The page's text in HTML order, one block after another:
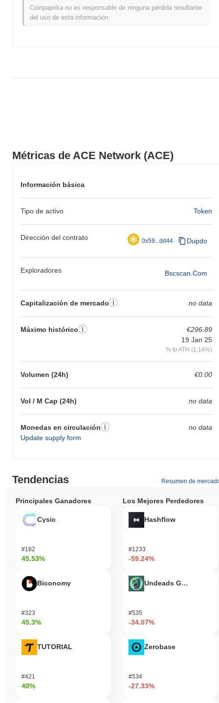
Métricas de ACE Network (ACE)
Información básica
Tipo de activo Token
Dirección del contrato 0x59...dd44 Dupdo
Exploradores Bscscan.com
Capitalización de mercado no data
Máximo histórico
€296.89
19 Jan 25
% to ATH (1.14%)
Volumen (24h) €0.00
Vol / M Cap (24h) no data
Monedas en circulación
Update supply form
no data
En los últimos 7 días, ACE Network ha ganó
por debajo del mercado cripto general que registró una ganancia
Coinpaprika no es responsable de ninguna pérdida resultante
del uso de esta información.
Tendencias Resumen de
Principales Ganadores
Cysic
#182
45.53%
Biconomy
#323
45.3%
TUTORIAL
#421
40%
Los Mejores Perdedores
Hashflow
#1233
-59.24%
Undeads Games
#535
-34.07%
Zerobase
#534
-27.33%